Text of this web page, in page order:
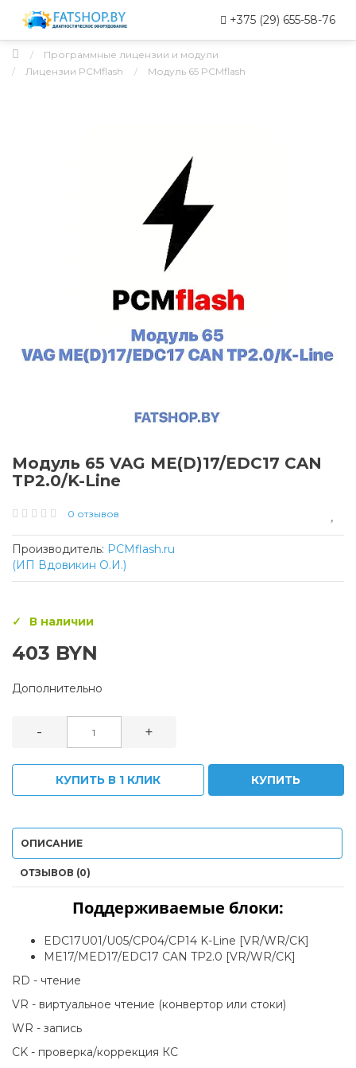
+375 (29) 655-58-76
Программные лицензии и модули
Лицензии PCMflash
Модуль 65 PCMflash
Модуль 65 VAG ME(D)17/EDC17 CAN
TP2.0/K-Line
0 отзывов
Производитель: PCMflash.ru
(ИП Вдовикин О.И.)
В наличии
403 BYN
Дополнительно
- +
КУПИТЬ В 1 КЛИК КУПИТЬ
ОПИСАНИЕ
ОТЗЫВОВ (0)
Поддерживаемые блоки:
EDC17U01/U05/CP04/CP14 K-Line [VR/WR/CK]
ME17/MED17/EDC17 CAN TP2.0 [VR/WR/CK]
RD - чтение
VR - виртуальное чтение (конвертор или стоки)
WR - запись
CK - проверка/коррекция КС